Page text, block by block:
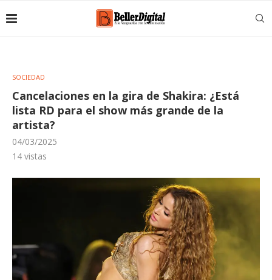
SOCIEDAD
Cancelaciones en la gira de Shakira: ¿Está
lista RD para el show más grande de la
artista?
04/03/2025
14 vistas